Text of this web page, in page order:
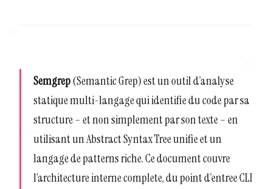
Semgrep(Semantic Grep) est un outil d’analyse
statique multi-langage qui identifie du code par sa
structure– et non simplement par son texte – en
utilisant un Abstract Syntax Tree unifie et un
langage de patterns riche. Ce document couvre
l’architecture interne complete, du point d’entree CLI